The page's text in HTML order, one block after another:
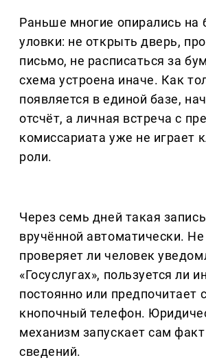
Раньше многие опирались на
уловки: не открыть дверь,
письмо, не расписаться за
схема устроена иначе. Как
появляется в единой базе,
отсчёт, а личная встреча с
комиссариата уже не играет
роли.
Через семь дней такая
вручённой автоматически.
проверяет ли человек
«Госуслугах», пользуется ли
постоянно или предпочитает
кнопочный телефон.
механизм запускает сам
сведений.